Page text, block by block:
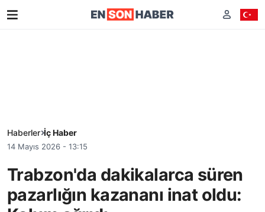
Haberler İç Haber
14 Mayıs 2026 - 13:15
Trabzon'da dakikalarca süren
pazarlığın kazananı inat oldu: